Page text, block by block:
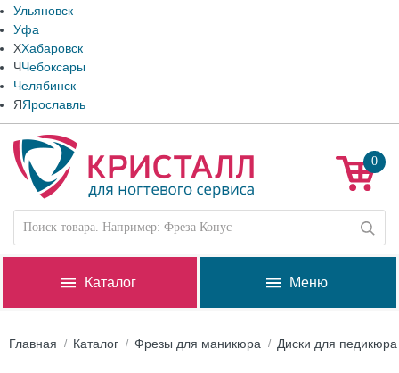
Ульяновск
Уфа
ХХабаровск
ЧЧебоксары
Челябинск
ЯЯрославль
0
Каталог Меню
Главная Каталог Фрезы для маникюра Диски для педикюра